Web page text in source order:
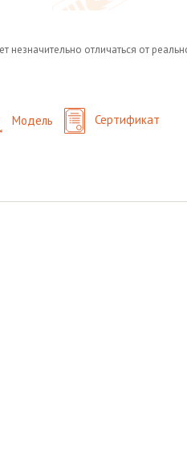
незначительно отличаться от
Модель Сертификат